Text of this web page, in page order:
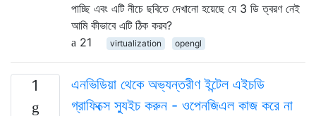
পাচ্ছি এবং এটি নীচে ছবিতে দেখানো হয়েছে যে 3 ডি ত্বরণ নেই
আমি কীভাবে এটি ঠিক করব?
21
virtualization opengl
1
এনভিডিয়া থেকে অভ্যন্তরীণ ইন্টেল এইচডি
গ্রাফিক্সে স্যুইচ করুন - ওপেনজিএল কাজ করে না